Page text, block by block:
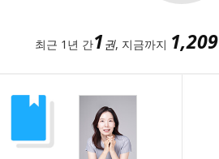
최근 1년 간1권, 지금까지 1,209